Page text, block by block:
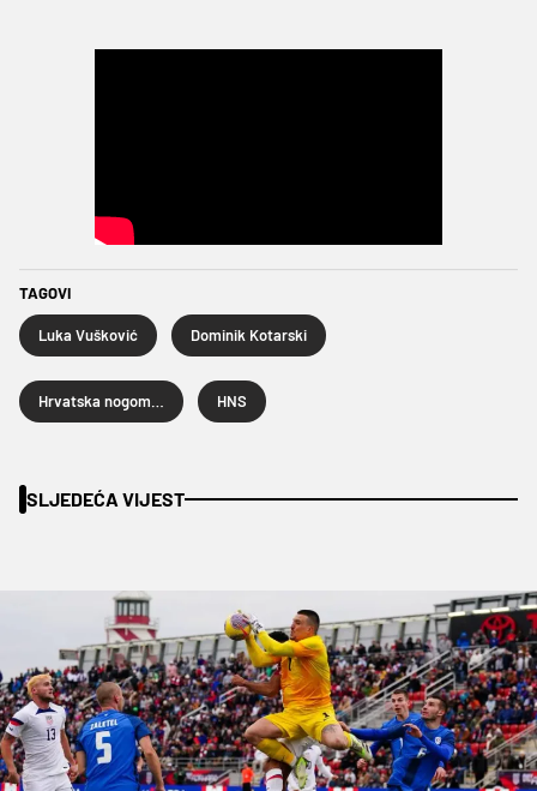
TAGOVI
Luka Vušković Dominik Kotarski
HNS
SLJEDEĆA VIJEST